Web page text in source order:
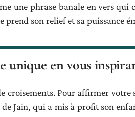
une phrase banale en vers qui
prend son relief et sa puissance
unique en vous
croisements. Pour affirmer
Jain, qui a mis à profit son